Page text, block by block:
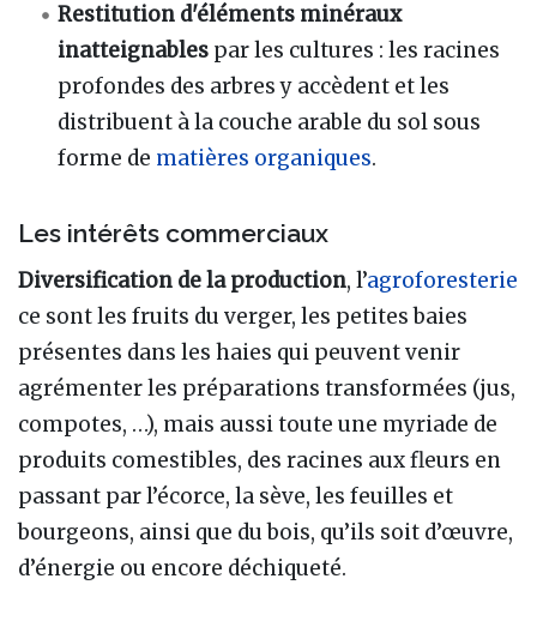
Restitution d'éléments minéraux
inatteignables par les cultures : les racines
profondes des arbres y accèdent et les
distribuent à la couche arable du sol sous
forme de matières organiques.
Les intérêts commerciaux
Diversification de la production, l’agroforesterie
ce sont les fruits du verger, les petites baies
présentes dans les haies qui peuvent venir
agrémenter les préparations transformées (jus,
compotes, …), mais aussi toute une myriade de
produits comestibles, des racines aux fleurs en
passant par l’écorce, la sève, les feuilles et
bourgeons, ainsi que du bois, qu’ils soit d’œuvre,
d’énergie ou encore déchiqueté.